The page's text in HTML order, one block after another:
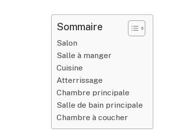
Sommaire
Salon
Salle à manger
Cuisine
Atterrissage
Chambre principale
Salle de bain principale
Chambre à coucher